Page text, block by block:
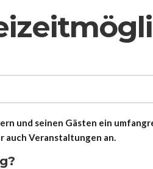
und seinen Gästen ein
auch Veranstaltungen an.